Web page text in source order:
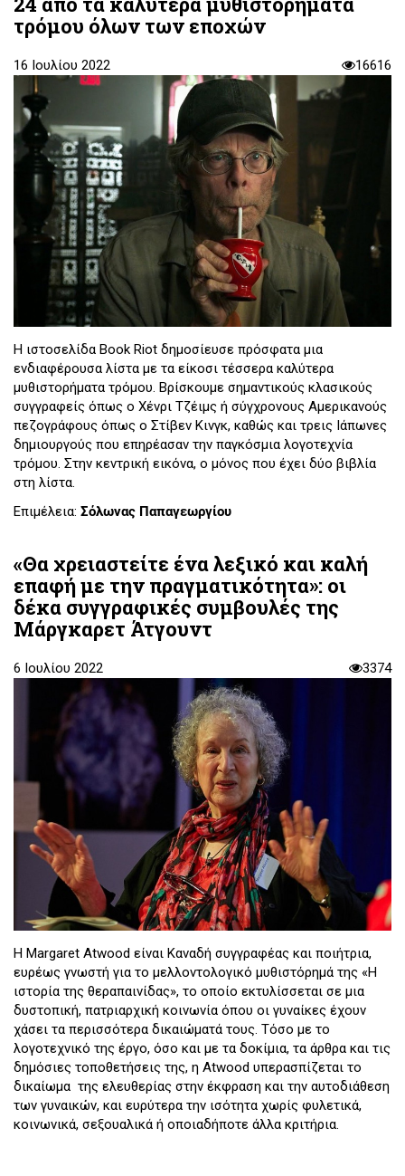
τρόμου όλων των εποχών
16 Ιουλίου 2022 16616
Η ιστοσελίδα Book Riot δημοσίευσε πρόσφατα μια
ενδιαφέρουσα λίστα με τα είκοσι τέσσερα καλύτερα
μυθιστορήματα τρόμου. Bρίσκουμε σημαντικούς κλασικούς
συγγραφείς όπως ο Χένρι Τζέιμς ή σύγχρονους Αμερικανούς
πεζογράφους όπως ο Στίβεν Κινγκ, καθώς και τρεις Ιάπωνες
δημιουργούς που επηρέασαν την παγκόσμια λογοτεχνία
τρόμου. Στην κεντρική εικόνα, ο μόνος που έχει δύο βιβλία
στη λίστα.
Επιμέλεια: Σόλωνας Παπαγεωργίου
«Θα χρειαστείτε ένα λεξικό και καλή
επαφή με την πραγματικότητα»: οι
δέκα συγγραφικές συμβουλές της
Μάργκαρετ Άτγουντ
6 Ιουλίου 2022 3374
Η Margaret Atwood είναι Καναδή συγγραφέας και ποιήτρια,
ευρέως γνωστή για το μελλοντολογικό μυθιστόρημά της «Η
ιστορία της θεραπαινίδας», το οποίο εκτυλίσσεται σε μια
δυστοπική, πατριαρχική κοινωνία όπου οι γυναίκες έχουν
χάσει τα περισσότερα δικαιώματά τους. Τόσο με το
λογοτεχνικό της έργο, όσο και με τα δοκίμια, τα άρθρα και τις
δημόσιες τοποθετήσεις της, η Atwood υπερασπίζεται το
δικαίωμα της ελευθερίας στην έκφραση και την αυτοδιάθεση
των γυναικών, και ευρύτερα την ισότητα χωρίς φυλετικά,
κοινωνικά, σεξουαλικά ή οποιαδήποτε άλλα κριτήρια.